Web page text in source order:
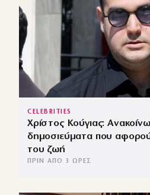
CELEBRITIES
Χρίστος Κούγιας:
δημοσιεύματα που
του ζωή
ΠΡΙΝ ΑΠΌ 3 ΏΡΕΣ